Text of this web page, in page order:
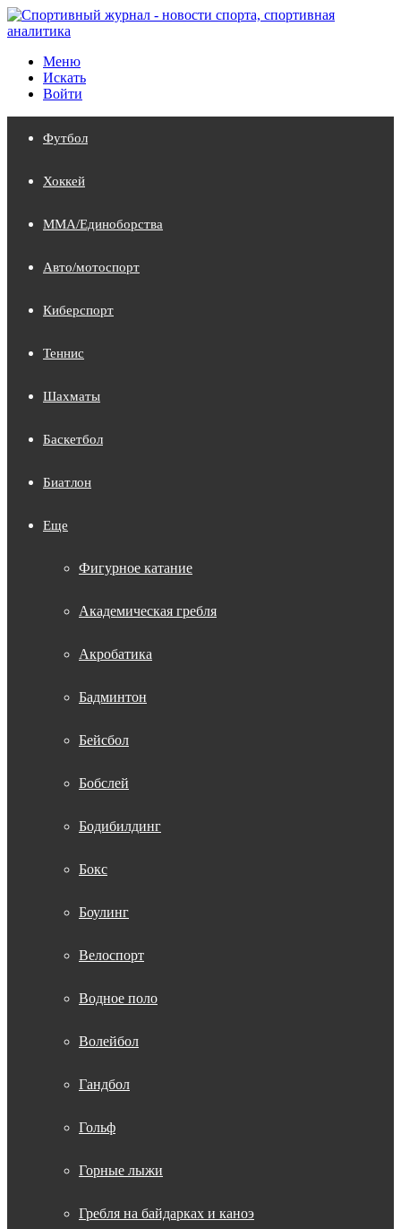
Меню
Искать
Войти
Футбол
Хоккей
MMA/Единоборства
Авто/мотоспорт
Киберспорт
Теннис
Шахматы
Баскетбол
Биатлон
Еще
Фигурное катание
Академическая гребля
Акробатика
Бадминтон
Бейсбол
Бобслей
Бодибилдинг
Бокс
Боулинг
Велоспорт
Водное поло
Волейбол
Гандбол
Гольф
Горные лыжи
Гребля на байдарках и каноэ